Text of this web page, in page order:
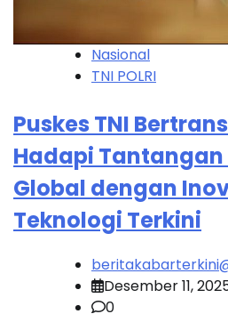
Nasional
TNI POLRI
Puskes TNI
Hadapi
Global dengan
Teknologi Terkini
Desember 11,
0